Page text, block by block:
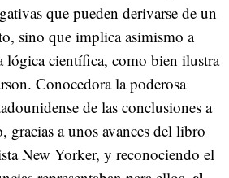
que pueden derivarse de un
sino que implica asimismo a
lógica científica, como bien ilustra
Conocedora la poderosa
de las conclusiones a
gracias a unos avances del libro
New Yorker, y reconociendo el